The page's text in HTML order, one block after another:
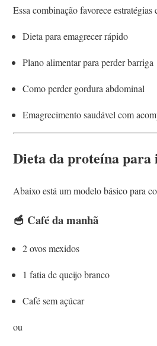
Essa combinação favorece estratégias
Dieta para emagrecer rápido
Plano alimentar para perder barriga
Como perder gordura abdominal
Emagrecimento saudável com
Dieta da proteína
Abaixo está um modelo básico para
🥣 Café da manhã
2 ovos mexidos
1 fatia de queijo branco
Café sem açúcar
ou